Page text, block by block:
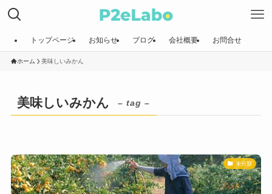
トップページ お知らせ ブログ 会社概要 お問合せ
ホーム 美味しいみかん
美味しいみかん – tag –
未分類